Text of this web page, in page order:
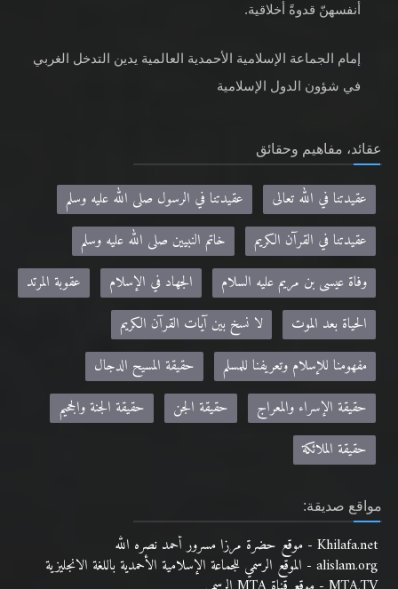
أنفسهنّ قدوةً أخلاقية.
إمام الجماعة الإسلامية الأحمدية العالمية يدين التدخل الغربي
في شؤون الدول الإسلامية
عقائد، مفاهيم وحقائق
عقيدتنا في الله تعالى
عقيدتنا في الرسول صلى الله عليه وسلم
عقيدتنا في القرآن الكريم
خاتم النبيين صلى الله عليه وسلم
وفاة عيسى بن مريم عليه السلام
الجهاد في الإسلام
عقوبة المرتد
الحياة بعد الموت
لا نسخ بين آيات القرآن الكريم
مفهومنا للإسلام وتعريفنا للمسلم
حقيقة المسيح الدجال
حقيقة الإسراء والمعراج
حقيقة الجن
حقيقة الجنة والجحيم
حقيقة الملائكة
مواقع صديقة:
Khilafa.net - موقع حضرة مرزا مسرور أحمد نصره الله
alislam.org - الموقع الرسمي للجماعة الإسلامية الأحمدية باللغة الانجليزية